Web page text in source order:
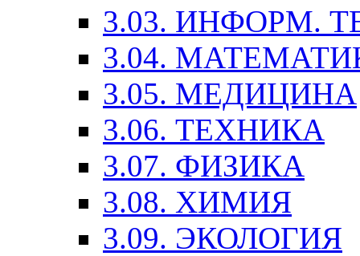
3.03. ИНФОРМ.
3.04.
3.05. МЕДИЦИНА
3.06. ТЕХНИКА
3.07. ФИЗИКА
3.08. ХИМИЯ
3.09. ЭКОЛОГИЯ